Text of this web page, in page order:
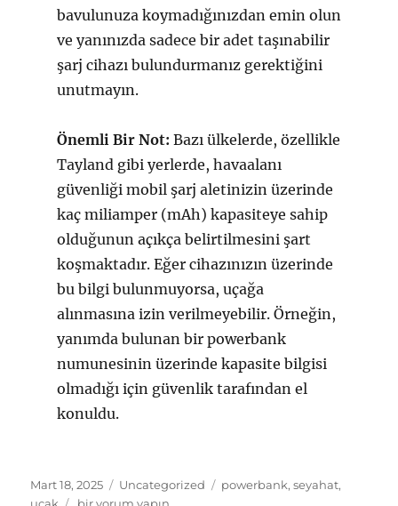
bavulunuza koymadığınızdan emin olun
ve yanınızda sadece bir adet taşınabilir
şarj cihazı bulundurmanız gerektiğini
unutmayın.
Önemli Bir Not: Bazı ülkelerde, özellikle
Tayland gibi yerlerde, havaalanı
güvenliği mobil şarj aletinizin üzerinde
kaç miliamper (mAh) kapasiteye sahip
olduğunun açıkça belirtilmesini şart
koşmaktadır. Eğer cihazınızın üzerinde
bu bilgi bulunmuyorsa, uçağa
alınmasına izin verilmeyebilir. Örneğin,
yanımda bulunan bir powerbank
numunesinin üzerinde kapasite bilgisi
olmadığı için güvenlik tarafından el
konuldu.
Yayın
tarihi
Mart 18, 2025 Kategoriler
Uncategorized Etiketler
powerbank,seyahat,
Uçaklar